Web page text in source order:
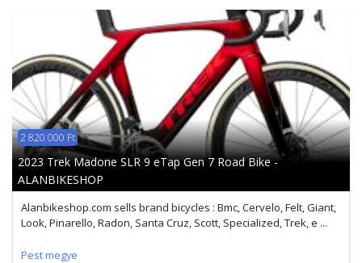
2 820 000 Ft
2023 Trek Madone SLR 9 eTap Gen 7 Road Bike -
ALANBIKESHOP
Alanbikeshop.com sells brand bicycles : Bmc, Cervelo, Felt, Giant,
Look, Pinarello, Radon, Santa Cruz, Scott, Specialized, Trek, e ...
Pest megye